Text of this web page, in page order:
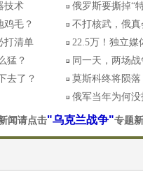
技术
俄罗斯要撕掉“
鸡毛？
不打核武，俄
打清单
22.5万！独立媒
猛？
同一天，两场
去了？
莫斯科终将陨
俄军当年为何
闻请点击"乌克兰战争"专题